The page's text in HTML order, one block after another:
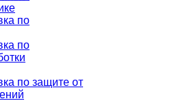
по
по
по защите от